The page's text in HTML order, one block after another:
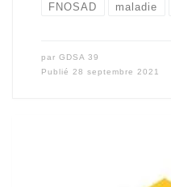
FNOSAD maladie
par GDSA 39
Publié 28 septembre 2021